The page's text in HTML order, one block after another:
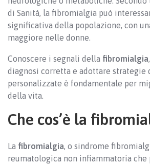
di Sanità, la fibromialgia può
significativa della popolazione, con
maggiore nelle donne.
Conoscere i segnali della fibromialgia
diagnosi corretta e adottare strategie
personalizzate è fondamentale per
della vita.
Che cos’è la
La fibromialgia, o sindrome
reumatologica non infiammatoria che